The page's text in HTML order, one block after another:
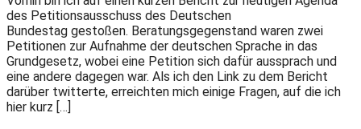
des Petitionsausschuss des Deutschen
Bundestag gestoßen. Beratungsgegenstand waren zwei
Petitionen zur Aufnahme der deutschen Sprache in das
Grundgesetz, wobei eine Petition sich dafür aussprach und
eine andere dagegen war. Als ich den Link zu dem Bericht
darüber twitterte, erreichten mich einige Fragen, auf die ich
hier kurz […]